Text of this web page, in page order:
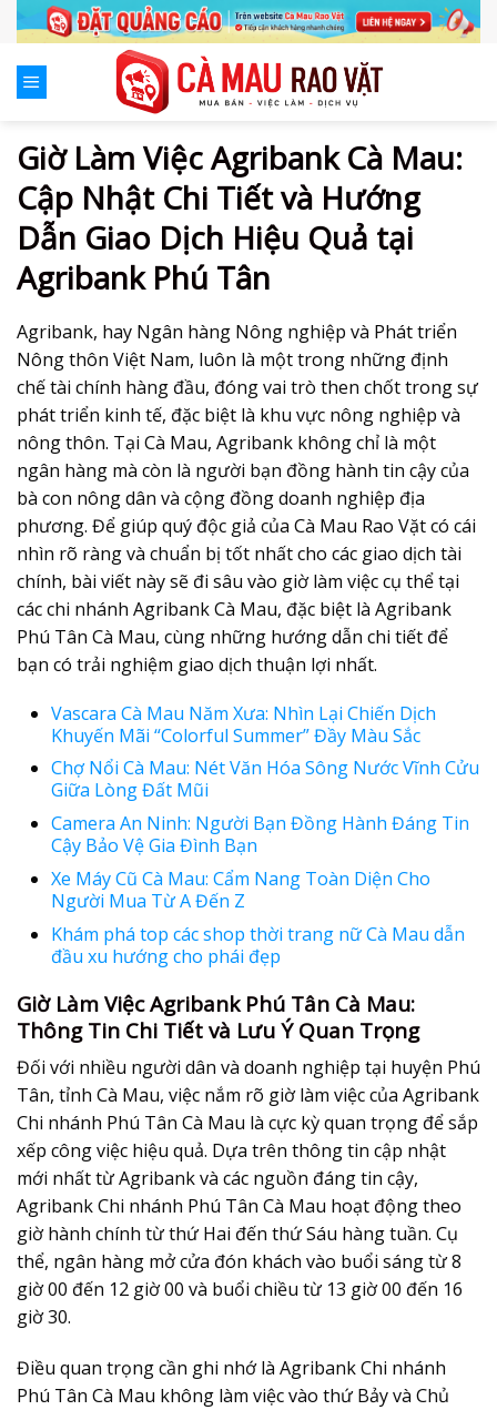
Skip
to
content
Giờ Làm Việc Agribank Cà Mau:
Cập Nhật Chi Tiết và Hướng
Dẫn Giao Dịch Hiệu Quả tại
Agribank Phú Tân
Agribank, hay Ngân hàng Nông nghiệp và Phát triển
Nông thôn Việt Nam, luôn là một trong những định
chế tài chính hàng đầu, đóng vai trò then chốt trong sự
phát triển kinh tế, đặc biệt là khu vực nông nghiệp và
nông thôn. Tại Cà Mau, Agribank không chỉ là một
ngân hàng mà còn là người bạn đồng hành tin cậy của
bà con nông dân và cộng đồng doanh nghiệp địa
phương. Để giúp quý độc giả của Cà Mau Rao Vặt có cái
nhìn rõ ràng và chuẩn bị tốt nhất cho các giao dịch tài
chính, bài viết này sẽ đi sâu vào giờ làm việc cụ thể tại
các chi nhánh Agribank Cà Mau, đặc biệt là Agribank
Phú Tân Cà Mau, cùng những hướng dẫn chi tiết để
bạn có trải nghiệm giao dịch thuận lợi nhất.
Vascara Cà Mau Năm Xưa: Nhìn Lại Chiến Dịch
Khuyến Mãi “Colorful Summer” Đầy Màu Sắc
Chợ Nổi Cà Mau: Nét Văn Hóa Sông Nước Vĩnh Cửu
Giữa Lòng Đất Mũi
Camera An Ninh: Người Bạn Đồng Hành Đáng Tin
Cậy Bảo Vệ Gia Đình Bạn
Xe Máy Cũ Cà Mau: Cẩm Nang Toàn Diện Cho
Người Mua Từ A Đến Z
Khám phá top các shop thời trang nữ Cà Mau dẫn
đầu xu hướng cho phái đẹp
Giờ Làm Việc Agribank Phú Tân Cà Mau:
Thông Tin Chi Tiết và Lưu Ý Quan Trọng
Đối với nhiều người dân và doanh nghiệp tại huyện Phú
Tân, tỉnh Cà Mau, việc nắm rõ giờ làm việc của Agribank
Chi nhánh Phú Tân Cà Mau là cực kỳ quan trọng để sắp
xếp công việc hiệu quả. Dựa trên thông tin cập nhật
mới nhất từ Agribank và các nguồn đáng tin cậy,
Agribank Chi nhánh Phú Tân Cà Mau hoạt động theo
giờ hành chính từ thứ Hai đến thứ Sáu hàng tuần. Cụ
thể, ngân hàng mở cửa đón khách vào buổi sáng từ 8
giờ 00 đến 12 giờ 00 và buổi chiều từ 13 giờ 00 đến 16
giờ 30.
Điều quan trọng cần ghi nhớ là Agribank Chi nhánh
Phú Tân Cà Mau không làm việc vào thứ Bảy và Chủ